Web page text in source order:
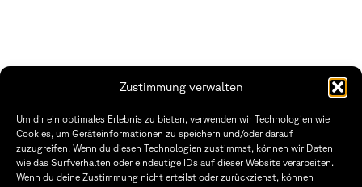
Zustimmung verwalten
Um dir ein optimales Erlebnis zu bieten, verwenden wir Technologien wie
Cookies, um Geräteinformationen zu speichern und/oder darauf
zuzugreifen. Wenn du diesen Technologien zustimmst, können wir Daten
wie das Surfverhalten oder eindeutige IDs auf dieser Website verarbeiten.
Wenn du deine Zustimmung nicht erteilst oder zurückziehst, können
THWS | Fakultät Gestaltung Würzburg
Technische Hochschule
Würzburg-Schweinfurt
Sanderheinrichsleitenweg 20
97074 Würzburg
Öffnungszeiten Dekanat
Montag – Freitag
8:30 – 12:00
Dienstag & Donnerstag
8:30 – 15:30